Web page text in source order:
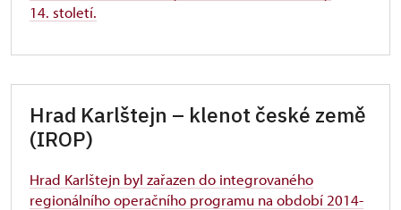
14. století.
Hrad Karlštejn – klenot české země
(IROP)
Hrad Karlštejn byl zařazen do integrovaného
regionálního operačního programu na období 2014-